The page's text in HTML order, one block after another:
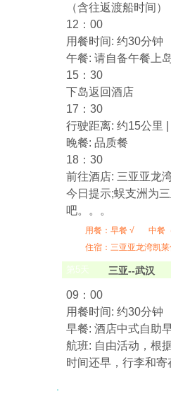
（含往返渡船时间）
12：00
用餐时间: 约30分钟
午餐: 请自备午餐上
15：30
下岛返回酒店
17：30
行驶距离: 约15公里
晚餐: 品质餐
18：30
前往酒店: 三亚亚龙
今日提示;蜈支洲为
吧。。。
用餐： 早餐 √ 中餐
住宿：三亚亚龙湾凯
第5天 三亚--武汉
09：00
用餐时间: 约30分钟
早餐: 酒店中式自助
航班: 自由活动，根
时间还早，行李和寄